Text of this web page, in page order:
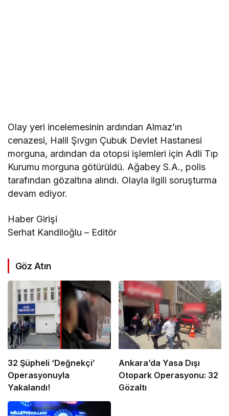
Olay yeri incelemesinin ardından Almaz’ın
cenazesi, Halil Şıvgın Çubuk Devlet Hastanesi
morguna, ardından da otopsi işlemleri için Adli Tıp
Kurumu morguna götürüldü. Ağabey S.A., polis
tarafından gözaltına alındı. Olayla ilgili soruşturma
devam ediyor.
Haber Girişi
Serhat Kandiloğlu – Editör
Göz Atın
32 Şüpheli ‘Değnekçi’
Operasyonuyla
Yakalandı!
Ankara’da Yasa Dışı
Otopark Operasyonu: 32
Gözaltı